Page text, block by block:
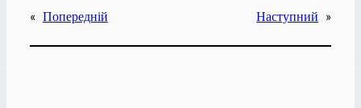
« Попередній Наступний »